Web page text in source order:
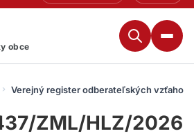
obce
Verejný register odberateľských vzťahov
ZML/HLZ/2026